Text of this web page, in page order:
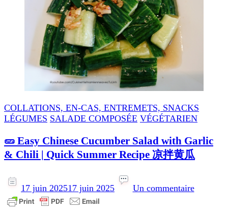
COLLATIONS, EN-CAS, ENTREMETS, SNACKS
LÉGUMES SALADE COMPOSÉE VÉGÉTARIEN
🥒 Easy Chinese Cucumber Salad with Garlic
& Chili | Quick Summer Recipe 凉拌黄瓜
17 juin 202517 juin 2025 Un commentaire🥒